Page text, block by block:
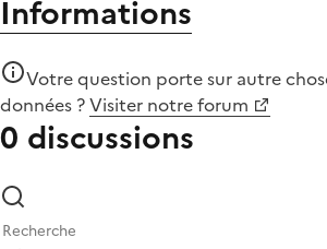
Informations
Votre question porte sur autre
données ?Visiter notre forum
0 discussions